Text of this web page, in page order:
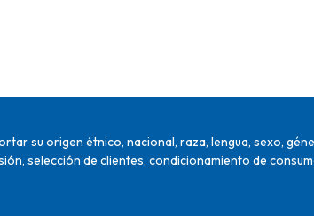
su origen étnico, nacional, raza, lengua, sexo,
selección de clientes, condicionamiento de